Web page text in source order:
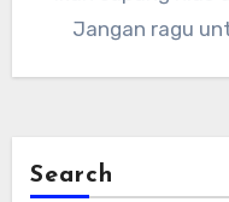
Jangan ragu
Search